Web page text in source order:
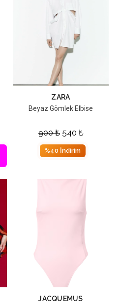
ZARA
Beyaz Gömlek Elbise
900₺ 540 ₺
%40 İndirim
JACQUEMUS